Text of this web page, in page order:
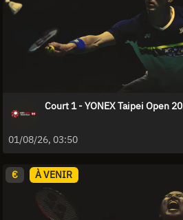
Court 1 - YONEX Taipei Open
01/08/26, 03:50
€ À VENIR